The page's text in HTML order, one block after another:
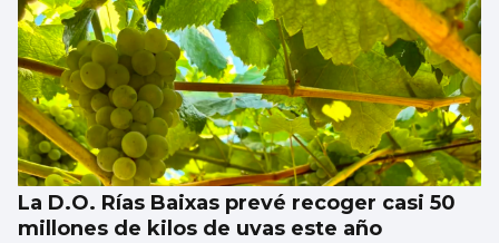
La D.O. Rías Baixas prevé recoger casi 50
millones de kilos de uvas este año